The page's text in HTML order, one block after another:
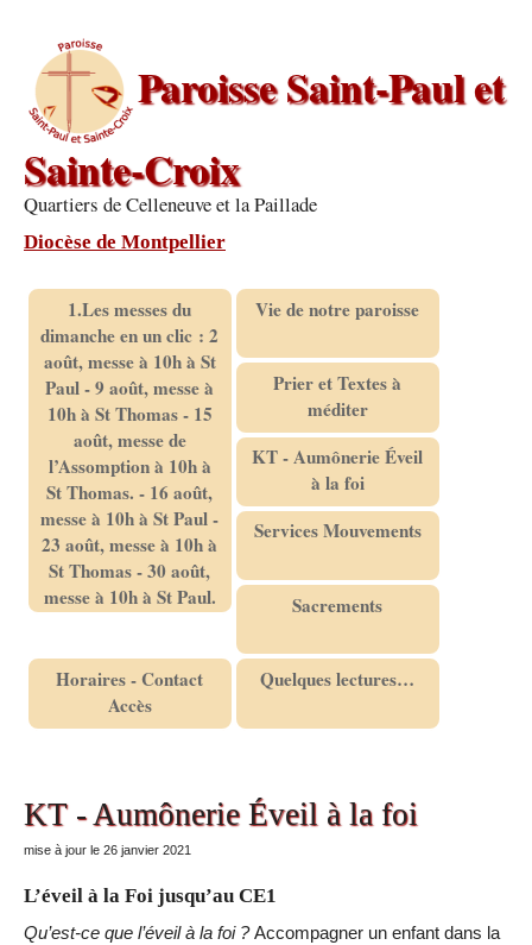
Paroisse Saint-Paul et
Sainte-Croix
Quartiers de Celleneuve et la Paillade
Diocèse de Montpellier
1.Les messes du
dimanche en un clic : 2
août, messe à 10h à St
Paul - 9 août, messe à
10h à St Thomas - 15
août, messe de
l’Assomption à 10h à
St Thomas. - 16 août,
messe à 10h à St Paul -
23 août, messe à 10h à
St Thomas - 30 août,
messe à 10h à St Paul.
Vie de notre paroisse
Prier et Textes à
méditer
KT - Aumônerie Éveil
à la foi
Services Mouvements
Sacrements
Horaires - Contact
Accès
Quelques lectures…
KT - Aumônerie Éveil à la foi
mise à jour le 26 janvier 2021
L’éveil à la Foi jusqu’au CE1
Qu’est-ce que l’éveil à la foi ?Accompagner un enfant dans la